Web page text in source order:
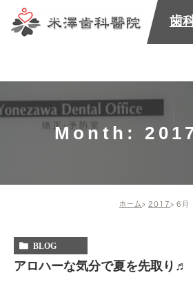
歯
Month: 2017
ホーム 2017 6月
BLOG
アロハーな気分で夏を先取り♬